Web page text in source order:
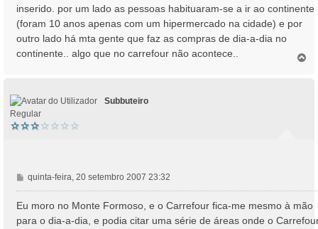
inserido. por um lado as pessoas habituaram-se a ir ao continente
(foram 10 anos apenas com um hipermercado na cidade) e por
outro lado há mta gente que faz as compras de dia-a-dia no
continente.. algo que no carrefour não acontece..
Subbuteiro
Regular
M
e
n
quinta-feira, 20 setembro 2007 23:32
Eu moro no Monte Formoso, e o Carrefour fica-me mesmo à mão
para o dia-a-dia, e podia citar uma série de áreas onde o